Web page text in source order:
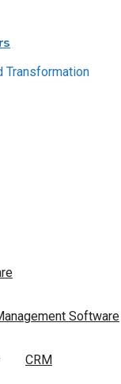
Transformation
Software
CRM